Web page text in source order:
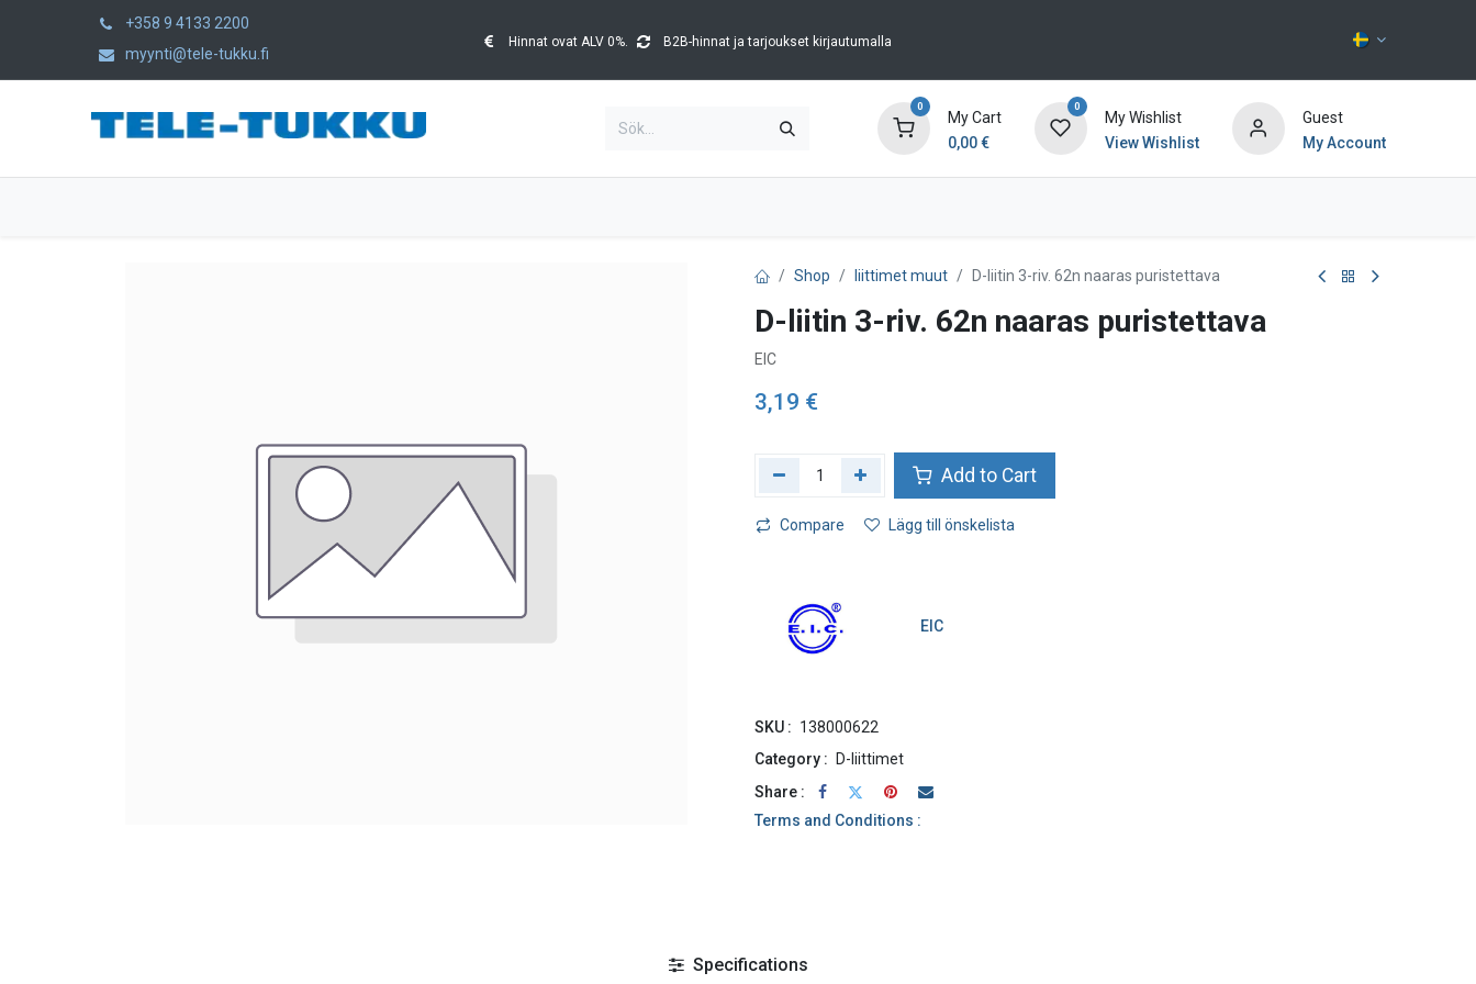
+358 9 4133 2200
myynti@tele-tukku.fi
Hinnat ovat ALV 0%. B2B-hinnat ja tarjoukset kirjautumalla
0
My Cart
0,00€
0
My Wishlist
View Wishlist
Guest
My Account
Shop liittimet muut D-liitin 3-riv. 62n naaras puristettava
D-liitin 3-riv. 62n naaras puristettava
EIC
3,19 €
Add to Cart
Compare Lägg till önskelista
EIC
SKU : 138000622
Category :
D-liittimet
Share :
Terms and Conditions :
Specifications